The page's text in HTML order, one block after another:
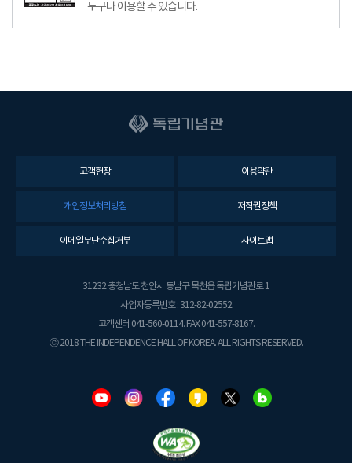
누구나 이용할 수 있습니다.
고객헌장 이용약관
개인정보처리방침 저작권정책
이메일무단수집거부 사이트맵
31232 충청남도 천안시 동남구 목천읍 독립기념관로 1
사업자등록번호 : 312-82-02552
고객센터 041-560-0114. FAX 041-557-8167.
ⓒ 2018 THE INDEPENDENCE HALL OF KOREA. ALL RIGHTS RESERVED.